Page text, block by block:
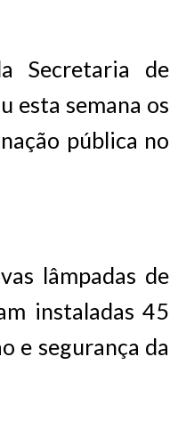
Secretaria de
esta semana os
pública no
lâmpadas de
instaladas 45
e segurança da